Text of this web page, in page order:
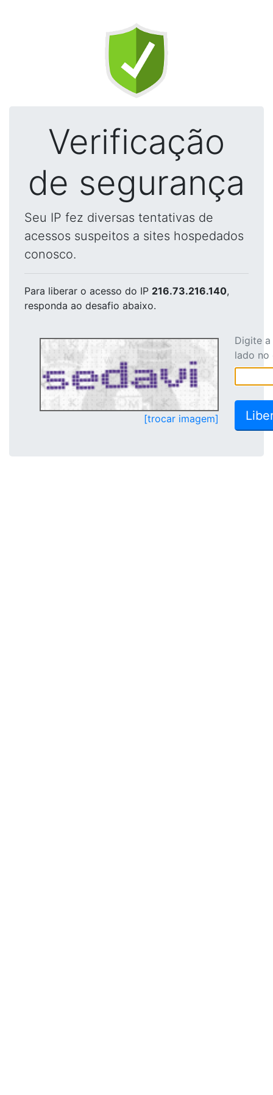
Verificação
de segurança
Seu IP fez diversas tentativas de
acessos suspeitos a sites hospedados
conosco.
Para liberar o acesso do IP 216.73.216.140,
responda ao desafio abaixo.
[trocar imagem]
Digite
lado no